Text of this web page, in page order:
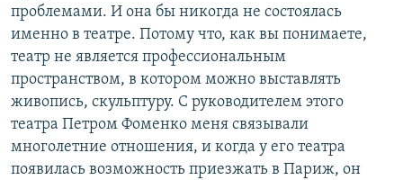
проблемами. И она бы никогда не состоялась
именно в театре. Потому что, как вы понимаете,
театр не является профессиональным
пространством, в котором можно выставлять
живопись, скульптуру. С руководителем этого
театра Петром Фоменко меня связывали
многолетние отношения, и когда у его театра
появилась возможность приезжать в Париж, он